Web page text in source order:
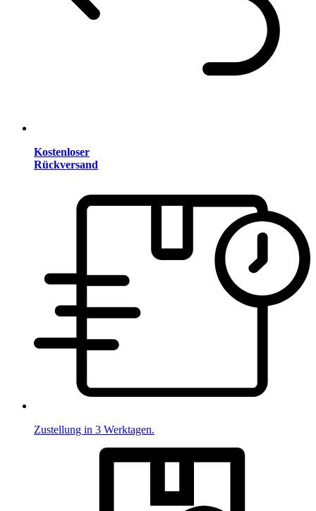
Kostenloser
Rückversand
Zustellung in 3 Werktagen.